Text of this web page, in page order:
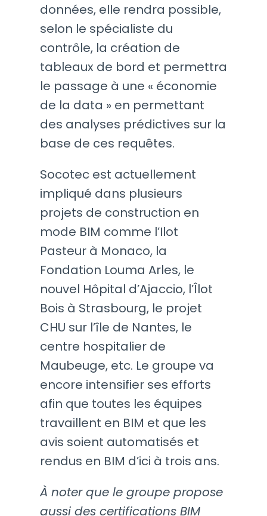
données, elle rendra possible,
selon le spécialiste du
contrôle, la création de
tableaux de bord et permettra
le passage à une « économie
de la data » en permettant
des analyses prédictives sur la
base de ces requêtes.
Socotec est actuellement
impliqué dans plusieurs
projets de construction en
mode BIM comme l’Ilot
Pasteur à Monaco, la
Fondation Louma Arles, le
nouvel Hôpital d’Ajaccio, l’Îlot
Bois à Strasbourg, le projet
CHU sur l’île de Nantes, le
centre hospitalier de
Maubeuge, etc. Le groupe va
encore intensifier ses efforts
afin que toutes les équipes
travaillent en BIM et que les
avis soient automatisés et
rendus en BIM d’ici à trois ans.
À noter que le groupe propose
aussi des certifications BIM